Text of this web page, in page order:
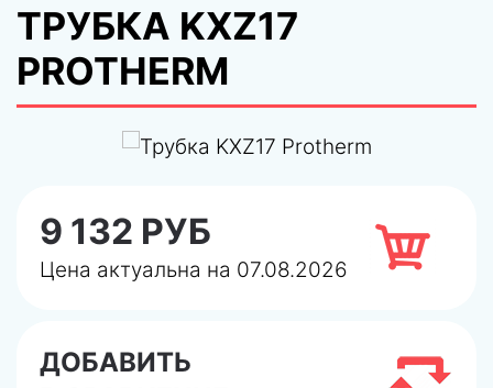
ТРУБКА KXZ17
PROTHERM
9 132 РУБ
Цена актуальна на 07.08.2026
ДОБАВИТЬ